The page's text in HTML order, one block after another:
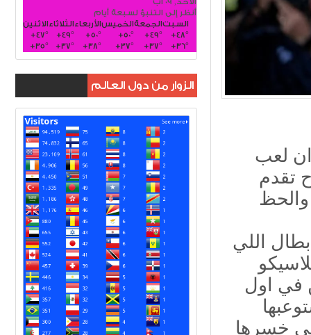
لعب
تقدم
والحظ
اللي
كلاسيكو
في اول
خسرها
أنظر إلى التنبؤ لسبعة أيام
الاثنينالثلاثاءالأربعاءالخميسالجمعةالسبت
+47° +49° +50° +50° +49° +48°
+35° +37° +38° +37° +37° +36°
الزوار من دول العالم